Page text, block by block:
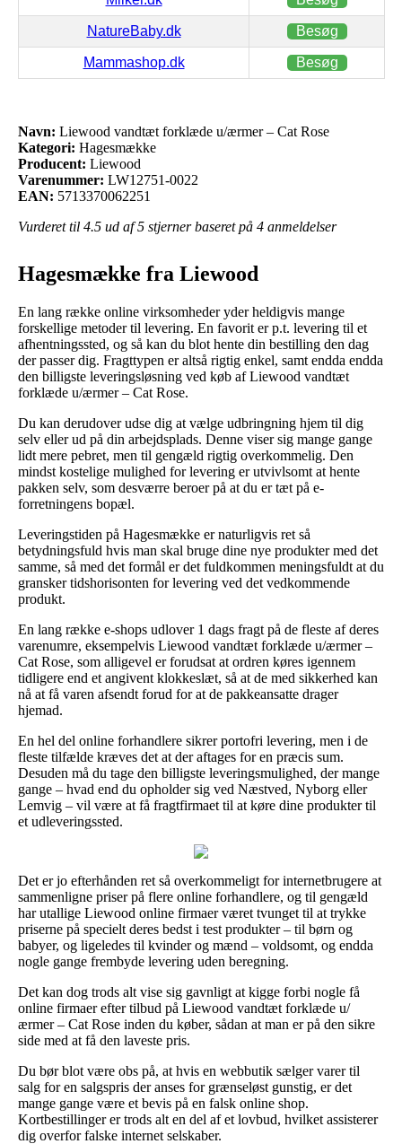
NatureBaby.dk Besøg
Mammashop.dk Besøg
Navn: Liewood vandtæt forklæde u/ærmer – Cat Rose
Kategori: Hagesmække
Producent: Liewood
Varenummer: LW12751-0022
EAN: 5713370062251
Vurderet til 4.5 ud af 5 stjerner baseret på 4 anmeldelser
Hagesmække fra Liewood
En lang række online virksomheder yder heldigvis mange
forskellige metoder til levering. En favorit er p.t. levering til et
afhentningssted, og så kan du blot hente din bestilling den dag
der passer dig. Fragttypen er altså rigtig enkel, samt endda endda
den billigste leveringsløsning ved køb af Liewood vandtæt
forklæde u/ærmer – Cat Rose.
Du kan derudover udse dig at vælge udbringning hjem til dig
selv eller ud på din arbejdsplads. Denne viser sig mange gange
lidt mere pebret, men til gengæld rigtig overkommelig. Den
mindst kostelige mulighed for levering er utvivlsomt at hente
pakken selv, som desværre beroer på at du er tæt på e-
forretningens bopæl.
Leveringstiden på Hagesmække er naturligvis ret så
betydningsfuld hvis man skal bruge dine nye produkter med det
samme, så med det formål er det fuldkommen meningsfuldt at du
gransker tidshorisonten for levering ved det vedkommende
produkt.
En lang række e-shops udlover 1 dags fragt på de fleste af deres
varenumre, eksempelvis Liewood vandtæt forklæde u/ærmer –
Cat Rose, som alligevel er forudsat at ordren køres igennem
tidligere end et angivent klokkeslæt, så at de med sikkerhed kan
nå at få varen afsendt forud for at de pakkeansatte drager
hjemad.
En hel del online forhandlere sikrer portofri levering, men i de
fleste tilfælde kræves det at der aftages for en præcis sum.
Desuden må du tage den billigste leveringsmulighed, der mange
gange – hvad end du opholder sig ved Næstved, Nyborg eller
Lemvig – vil være at få fragtfirmaet til at køre dine produkter til
et udleveringssted.
Det er jo efterhånden ret så overkommeligt for internetbrugere at
sammenligne priser på flere online forhandlere, og til gengæld
har utallige Liewood online firmaer været tvunget til at trykke
priserne på specielt deres bedst i test produkter – til børn og
babyer, og ligeledes til kvinder og mænd – voldsomt, og endda
nogle gange frembyde levering uden beregning.
Det kan dog trods alt vise sig gavnligt at kigge forbi nogle få
online firmaer efter tilbud på Liewood vandtæt forklæde u/
ærmer – Cat Rose inden du køber, sådan at man er på den sikre
side med at få den laveste pris.
Du bør blot være obs på, at hvis en webbutik sælger varer til
salg for en salgspris der anses for grænseløst gunstig, er det
mange gange være et bevis på en falsk online shop.
Kortbestillinger er trods alt en del af et lovbud, hvilket assisterer
dig overfor falske internet selskaber.